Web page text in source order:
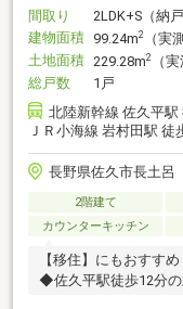
間取り
2LDK+S（納戸
建物面積 99.24m2
（実
土地面積 229.28m2
（実
総戸数
1戸
北陸新幹線 佐久平駅
ＪＲ小海線 岩村田駅 徒
長野県佐久市長土呂
2階建て
カウンターキッチン
【移住】にもおすすめ
◆佐久平駅徒歩12分